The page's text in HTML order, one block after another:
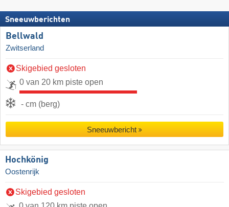
Sneeuwberichten
Bellwald
Zwitserland
Skigebied gesloten
0 van 20 km piste open
- cm (berg)
Sneeuwbericht
Hochkönig
Oostenrijk
Skigebied gesloten